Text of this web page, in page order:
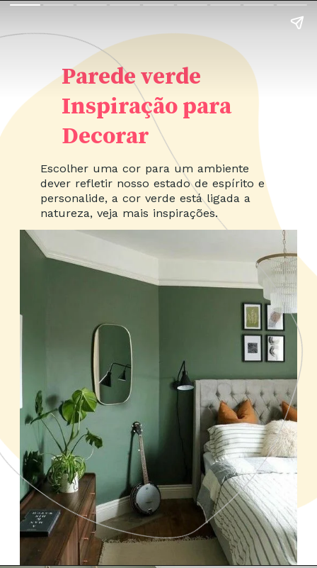
Escolher uma cor para um ambiente
dever refletir nosso estado de espírito e
personalide, a cor verde está ligada a
natureza, veja mais inspirações.
Parede verde
Inspiração para
Decorar